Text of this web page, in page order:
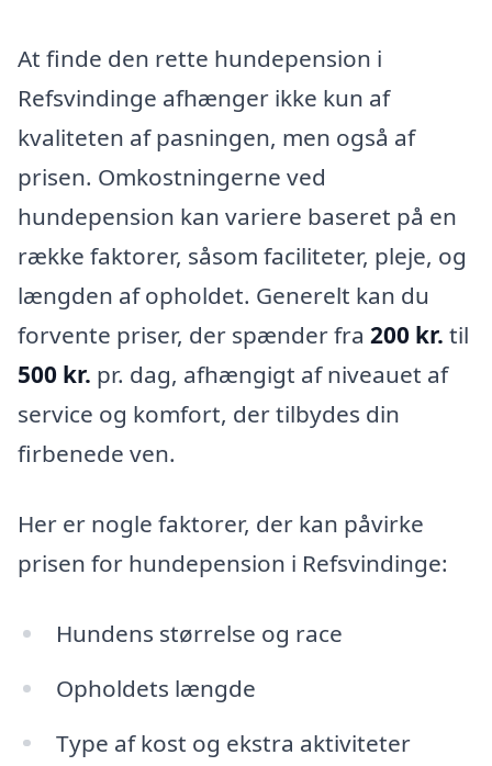
At finde den rette hundepension i
Refsvindinge afhænger ikke kun af
kvaliteten af pasningen, men også af
prisen. Omkostningerne ved
hundepension kan variere baseret på en
række faktorer, såsom faciliteter, pleje, og
længden af opholdet. Generelt kan du
forvente priser, der spænder fra 200 kr. til
500 kr. pr. dag, afhængigt af niveauet af
service og komfort, der tilbydes din
firbenede ven.
Her er nogle faktorer, der kan påvirke
prisen for hundepension i Refsvindinge:
Hundens størrelse og race
Opholdets længde
Type af kost og ekstra aktiviteter